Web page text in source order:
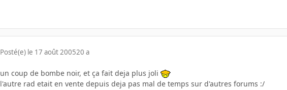
Posté(e) le 17 août 200520 a
un coup de bombe noir, et ça fait deja plus joli
l'autre rad etait en vente depuis deja pas mal de temps sur d'autres forums :/